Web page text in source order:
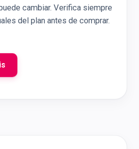
cambiar. Verifica siempre
del plan antes de comprar.